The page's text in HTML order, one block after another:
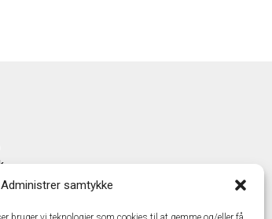
Administrer samtykke
26 28